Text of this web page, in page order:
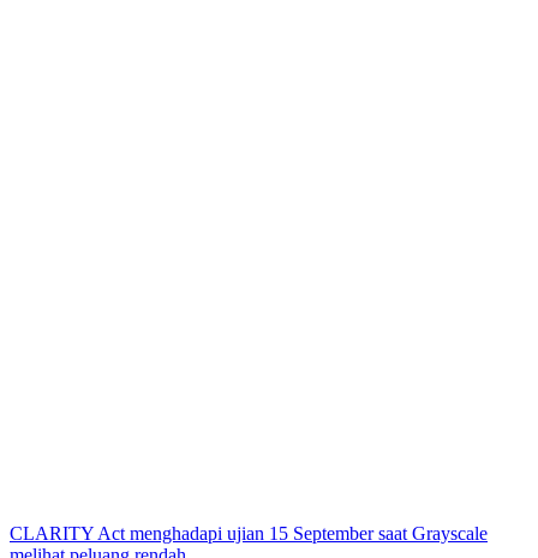
CLARITY Act menghadapi ujian 15 September saat Grayscale